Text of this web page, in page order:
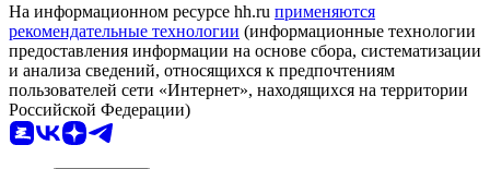
На информационном ресурсе hh.ru применяются
рекомендательные технологии (информационные технологии
предоставления информации на основе сбора, систематизации
и анализа сведений, относящихся к предпочтениям
пользователей сети «Интернет», находящихся на территории
Российской Федерации)